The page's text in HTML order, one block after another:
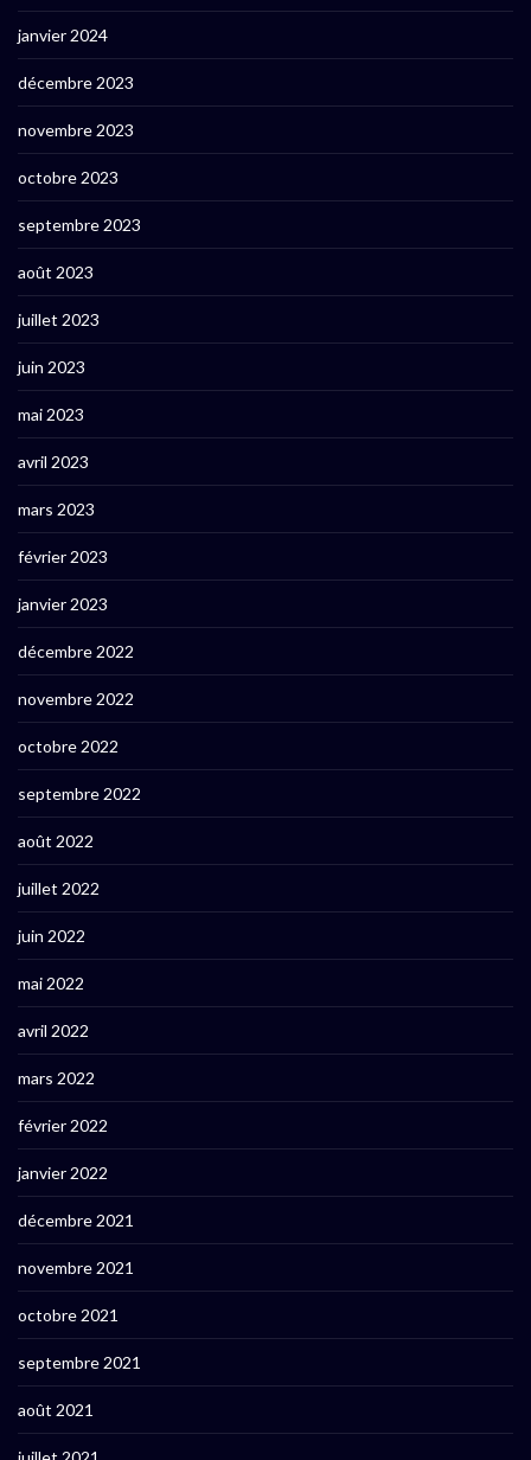
janvier 2024
décembre 2023
novembre 2023
octobre 2023
septembre 2023
août 2023
juillet 2023
juin 2023
mai 2023
avril 2023
mars 2023
février 2023
janvier 2023
décembre 2022
novembre 2022
octobre 2022
septembre 2022
août 2022
juillet 2022
juin 2022
mai 2022
avril 2022
mars 2022
février 2022
janvier 2022
décembre 2021
novembre 2021
octobre 2021
septembre 2021
août 2021